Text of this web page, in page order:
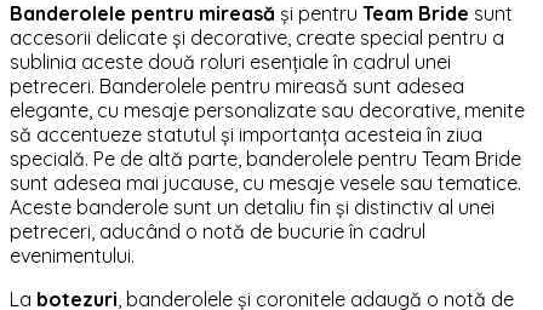
Banderolele pentru mireasă și pentru Team Bride sunt
accesorii delicate și decorative, create special pentru a
sublinia aceste două roluri esențiale în cadrul unei
petreceri. Banderolele pentru mireasă sunt adesea
elegante, cu mesaje personalizate sau decorative, menite
să accentueze statutul și importanța acesteia în ziua
specială. Pe de altă parte, banderolele pentru Team Bride
sunt adesea mai jucause, cu mesaje vesele sau tematice.
Aceste banderole sunt un detaliu fin și distinctiv al unei
petreceri, aducând o notă de bucurie în cadrul
evenimentului.
La botezuri, banderolele și coronitele adaugă o notă de